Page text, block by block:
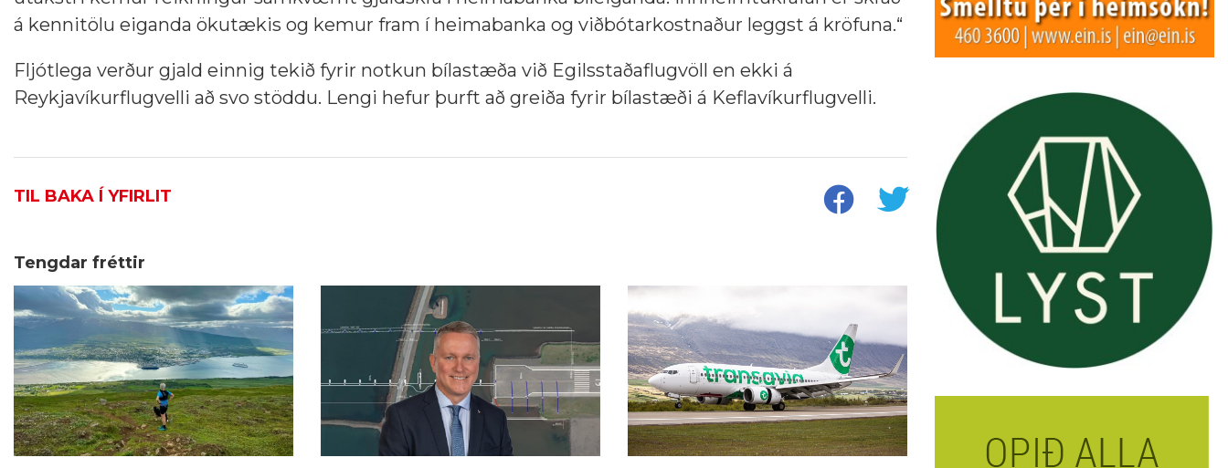
á kennitölu eiganda ökutækis og kemur fram í heimabanka og viðbótarkostnaður leggst á kröfuna.“
Fljótlega verður gjald einnig tekið fyrir notkun bílastæða við Egilsstaðaflugvöll en ekki á
Reykjavíkurflugvelli að svo stöddu. Lengi hefur þurft að greiða fyrir bílastæði á Keflavíkurflugvelli.
TIL BAKA Í YFIRLIT
Tengdar fréttir